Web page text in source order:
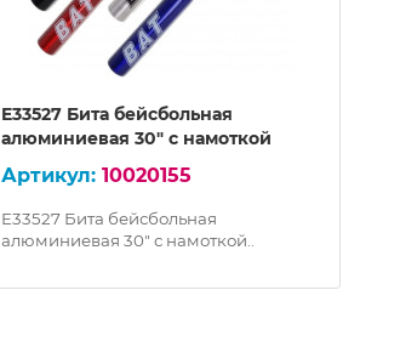
E33527 Бита бейсбольная
алюминиевая 30" с намоткой
10020155
E33527 Бита бейсбольная
алюминиевая 30" с намоткой..